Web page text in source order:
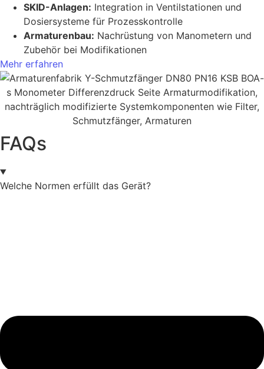
SKID-Anlagen: Integration in Ventilstationen und
Dosiersysteme für Prozesskontrolle
Armaturenbau: Nachrüstung von Manometern und
Zubehör bei Modifikationen
Mehr erfahren
FAQs
Welche Normen erfüllt das Gerät?